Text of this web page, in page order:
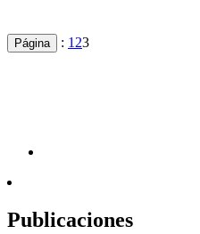
Página : 1 23
Publicaciones